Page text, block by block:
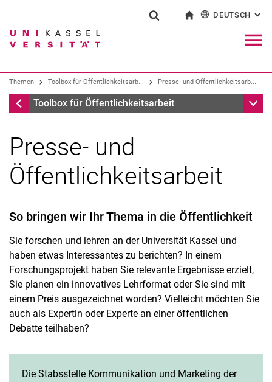
Springe direkt zu: Inhalt
Springe direkt zu: Suche
Springe direkt zu:
Suchbegriff
Suchmaschine
Suchen (öffnet externen Link in einem
DEUTSCH :
Themen Toolbox für Öffentlichkeitsarb... Presse- und Öffentlichkeitsarb...
Toolbox für Öffentlichkeitsarbeit
Toolbox für Öffentlichkeitsarbeit
Presse- und
Öffentlichkeitsarbeit
So bringen wir Ihr Thema in die Öffentlichkeit
Sie forschen und lehren an der Universität Kassel und
haben etwas Interessantes zu berichten? In einem
Forschungsprojekt haben Sie relevante Ergebnisse erzielt,
Sie planen ein innovatives Lehrformat oder Sie sind mit
einem Preis ausgezeichnet worden? Vielleicht möchten Sie
auch als Expertin oder Experte an einer öffentlichen
Debatte teilhaben?
Die Stabsstelle Kommunikation und Marketing der